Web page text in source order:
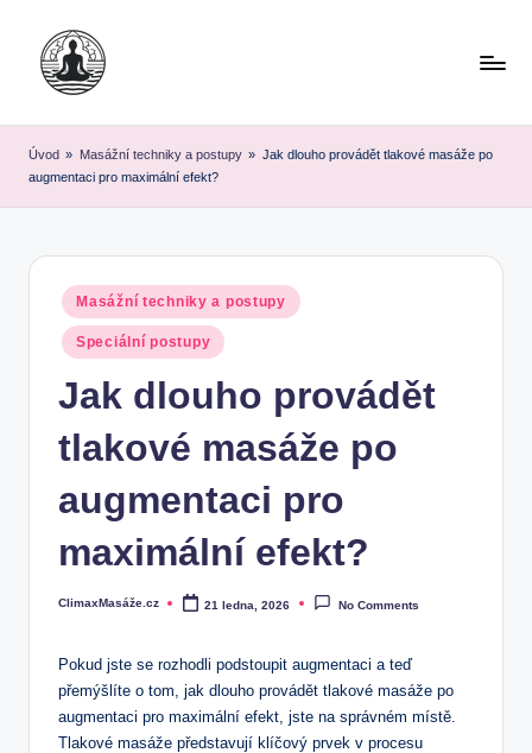
Úvod » Masážní techniky a postupy » Jak dlouho provádět tlakové masáže po
augmentaci pro maximální efekt?
Posted
in
Masážní techniky a postupy
Speciální postupy
Jak dlouho provádět
tlakové masáže po
augmentaci pro
maximální efekt?
Posted
ClimaxMasáže.cz 21 ledna, 2026 No Comments
Pokud jste se rozhodli podstoupit augmentaci a teď
přemýšlíte o tom, jak dlouho provádět tlakové masáže po
augmentaci pro maximální efekt, jste na správném místě.
Tlakové masáže představují klíčový prvek v procesu